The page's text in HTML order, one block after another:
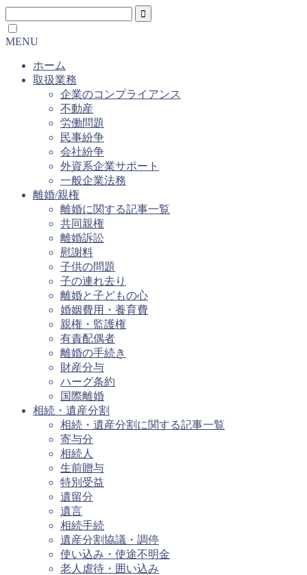
MENU
ホーム
取扱業務
企業のコンプライアンス
不動産
労働問題
民事紛争
会社紛争
外資系企業サポート
一般企業法務
離婚/親権
離婚に関する記事一覧
共同親権
離婚訴訟
慰謝料
子供の問題
子の連れ去り
離婚と子どもの心
婚姻費用・養育費
親権・監護権
有責配偶者
離婚の手続き
財産分与
ハーグ条約
国際離婚
相続・遺産分割
相続・遺産分割に関する記事一覧
寄与分
相続人
生前贈与
特別受益
遺留分
遺言
相続手続
遺産分割協議・調停
使い込み・使途不明金
老人虐待・囲い込み